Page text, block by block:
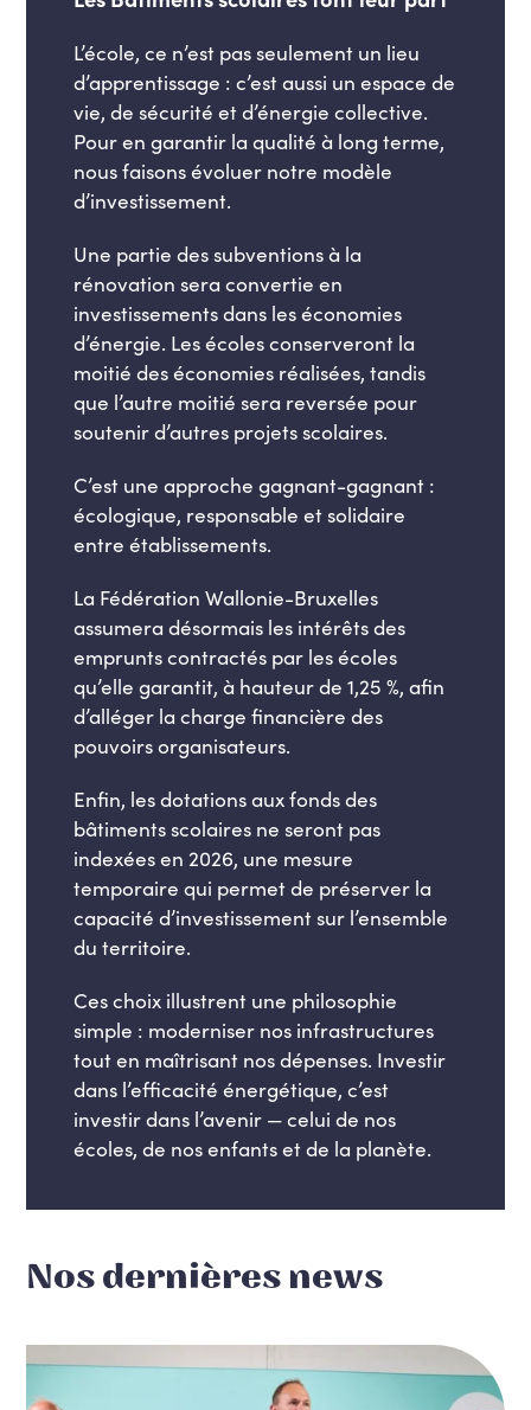
L’école, ce n’est pas seulement un lieu
d’apprentissage : c’est aussi un espace de
vie, de sécurité et d’énergie collective.
Pour en garantir la qualité à long terme,
nous faisons évoluer notre modèle
d’investissement.
Une partie des subventions à la
rénovation sera convertie en
investissements dans les économies
d’énergie. Les écoles conserveront la
moitié des économies réalisées, tandis
que l’autre moitié sera reversée pour
soutenir d’autres projets scolaires.
C’est une approche gagnant-gagnant :
écologique, responsable et solidaire
entre établissements.
La Fédération Wallonie-Bruxelles
assumera désormais les intérêts des
emprunts contractés par les écoles
qu’elle garantit, à hauteur de 1,25 %, afin
d’alléger la charge financière des
pouvoirs organisateurs.
Enfin, les dotations aux fonds des
bâtiments scolaires ne seront pas
indexées en 2026, une mesure
temporaire qui permet de préserver la
capacité d’investissement sur l’ensemble
du territoire.
Ces choix illustrent une philosophie
simple : moderniser nos infrastructures
tout en maîtrisant nos dépenses. Investir
dans l’efficacité énergétique, c’est
investir dans l’avenir — celui de nos
écoles, de nos enfants et de la planète.
Nos dernières news